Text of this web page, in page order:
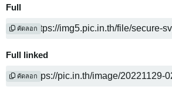
Full
คัดลอก
Full linked
คัดลอก